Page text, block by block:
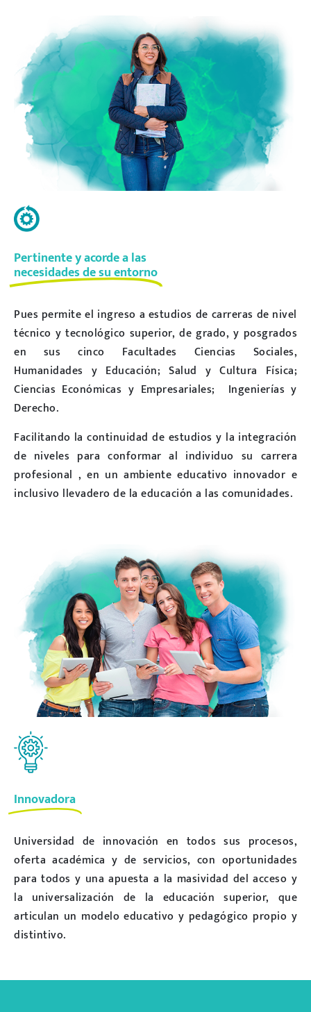
Pertinente y acorde a las
necesidades de su entorno
Pues permite el ingreso a estudios de carreras de nivel
técnico y tecnológico superior, de grado, y posgrados
en sus cinco Facultades Ciencias Sociales,
Humanidades y Educación; Salud y Cultura Física;
Ciencias Económicas y Empresariales; Ingenierías y
Derecho.
Facilitando la continuidad de estudios y la integración
de niveles para conformar al individuo su carrera
profesional , en un ambiente educativo innovador e
inclusivo llevadero de la educación a las comunidades.
Innovadora
Universidad de innovación en todos sus procesos,
oferta académica y de servicios, con oportunidades
para todos y una apuesta a la masividad del acceso y
la universalización de la educación superior, que
articulan un modelo educativo y pedagógico propio y
distintivo.